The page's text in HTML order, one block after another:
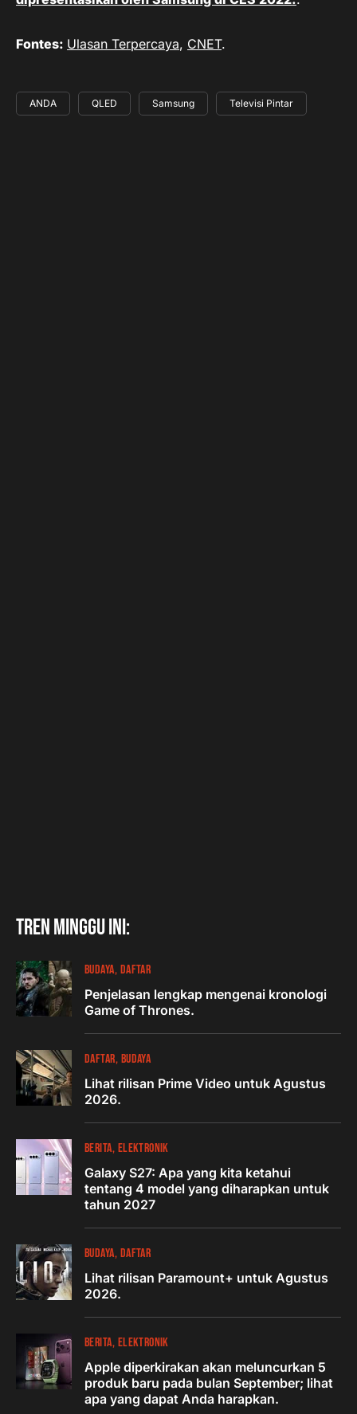
Fontes: Ulasan Terpercaya, CNET.
ANDA QLED Samsung Televisi Pintar
Tren minggu ini:
BUDAYA DAFTAR
Penjelasan lengkap mengenai kronologi
Game of Thrones.
DAFTAR BUDAYA
Lihat rilisan Prime Video untuk Agustus
2026.
BERITA ELEKTRONIK
Galaxy S27: Apa yang kita ketahui
tentang 4 model yang diharapkan untuk
tahun 2027
BUDAYA DAFTAR
Lihat rilisan Paramount+ untuk Agustus
2026.
BERITA ELEKTRONIK
Apple diperkirakan akan meluncurkan 5
produk baru pada bulan September; lihat
apa yang dapat Anda harapkan.